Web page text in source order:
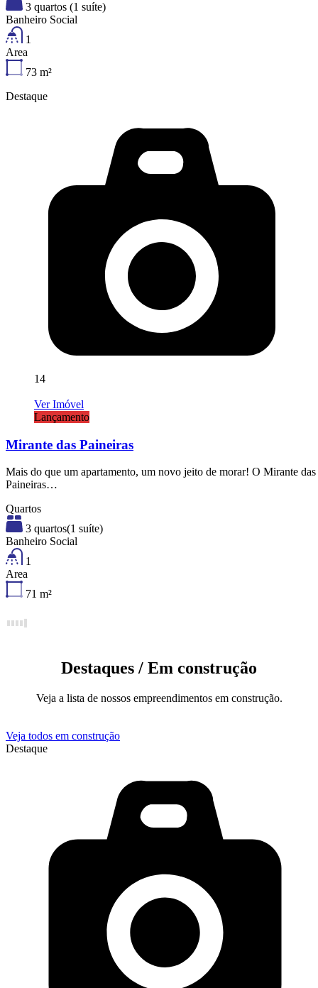
3 quartos (1 suíte)
Banheiro Social
1
Area
73 m²
Destaque
14
Ver Imóvel
Lançamento
Mirante das Paineiras
Mais do que um apartamento, um novo jeito de morar! O Mirante das
Paineiras…
Quartos
3 quartos(1 suíte)
Banheiro Social
1
Area
71 m²
Destaques / Em construção
Veja a lista de nossos empreendimentos em construção.
Veja todos em construção
Destaque